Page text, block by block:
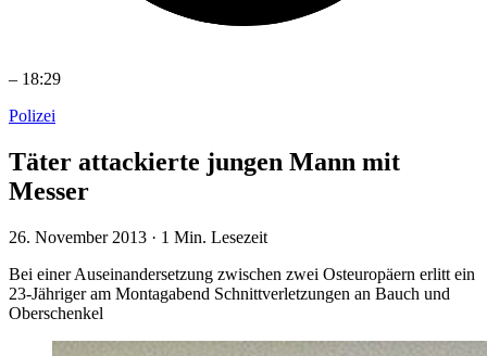
– 18:29
Polizei
Täter attackierte jungen Mann mit
Messer
26. November 2013 · 1 Min. Lesezeit
Bei einer Auseinandersetzung zwischen zwei Osteuropäern erlitt ein
23-Jähriger am Montagabend Schnittverletzungen an Bauch und
Oberschenkel